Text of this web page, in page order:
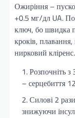
Ожиріння –
+0.5 мг/дл UA.
ключ, бо швидка
кроків,
нирковий кліренс.
Розпочніть
– серцебиття
Силові 2
знижуючи